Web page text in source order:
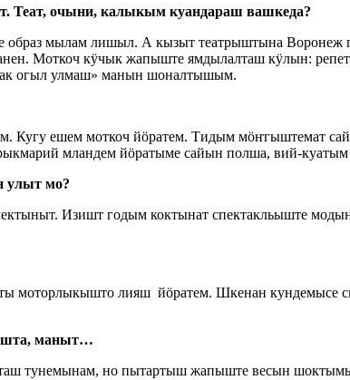
Теат, очыни, калыкым куандараш вашкеда?
мылам лишыл. А кызыт театрыштына Воронеж
Моткоч кӱчык жапыште ямдылалташ кӱлын:
огыл улмаш» манын шоналтышым.
ешем моткоч йӧратем. Тидым мӧҥгыштемат
мландем йӧратыме сайын полша, вий-
улыт мо?
Изишт годым коктынат спектакльыште
лияш йӧратем. Шкенан кундемысе
маныт…
тунемынам, но пытартыш жапыште весын